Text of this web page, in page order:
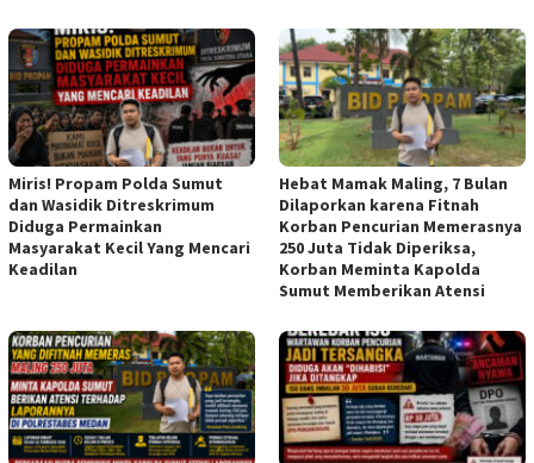
Miris! Propam Polda Sumut
dan Wasidik Ditreskrimum
Diduga Permainkan
Masyarakat Kecil Yang Mencari
Keadilan
Hebat Mamak Maling, 7 Bulan
Dilaporkan karena Fitnah
Korban Pencurian Memerasnya
250 Juta Tidak Diperiksa,
Korban Meminta Kapolda
Sumut Memberikan Atensi